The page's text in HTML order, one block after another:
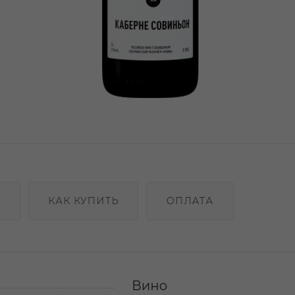
КАК КУПИТЬ ОПЛАТА
Вино